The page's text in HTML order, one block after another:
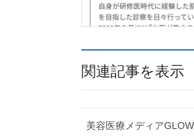
関連記事を表示
美容医療メディア